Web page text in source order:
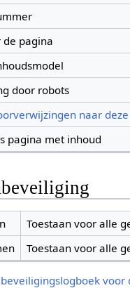
de pagina
door robots
naar
pagina met inhoud
Toestaan voor alle
Toestaan voor alle
voor